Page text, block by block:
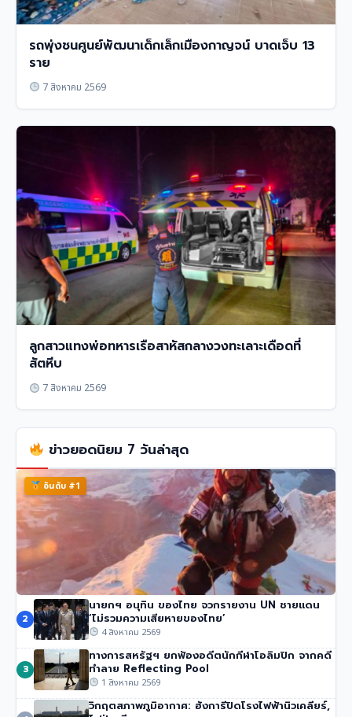
รถพุ่งชนศูนย์พัฒนาเด็กเล็กเมืองกาญจน์ บาดเจ็บ 13
ราย
7 สิงหาคม 2569
ลูกสาวแทงพ่อทหารเรือสาหัสกลางวงทะเลาะเดือดที่
สัตหีบ
7 สิงหาคม 2569
ข่าวยอดนิยม 7 วันล่าสุด
อันดับ #1
นักปีนเขาชื่อดัง นิมมัล ปูร์จา เสียชีวิตในหิมะถล่มปากีสถาน
51 วิว• 1 สิงหาคม 2569
2
นายกฯ อนุทิน ของไทย จวกรายงาน UN ชายแดน
‘ไม่รวมความเสียหายของไทย’
4 สิงหาคม 2569
3
ทางการสหรัฐฯ ยกฟ้องอดีตนักกีฬาโอลิมปิก จากคดี
ทำลาย Reflecting Pool
1 สิงหาคม 2569
วิกฤตสภาพภูมิอากาศ: ฮังการีปิดโรงไฟฟ้านิวเคลียร์,